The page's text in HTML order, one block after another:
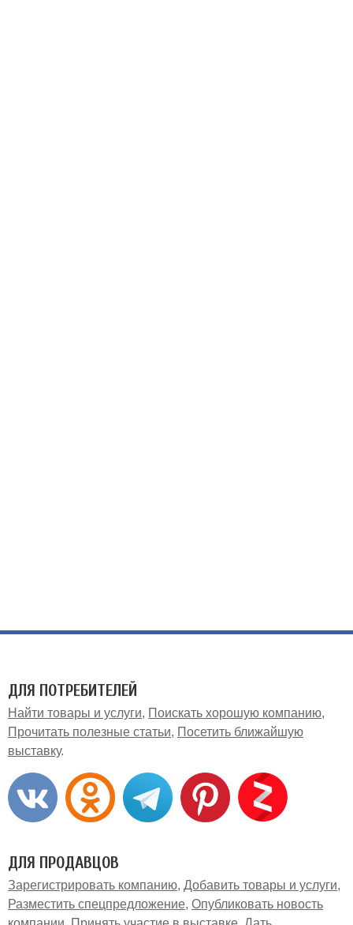
ДЛЯ ПОТРЕБИТЕЛЕЙ
Найти товары и услуги
Поискать хорошую компанию
Прочитать полезные статьи
Посетить ближайшую
выставку
ДЛЯ ПРОДАВЦОВ
Зарегистрировать компанию Добавить товары и услуги
Разместить спецпредложение Опубликовать новость